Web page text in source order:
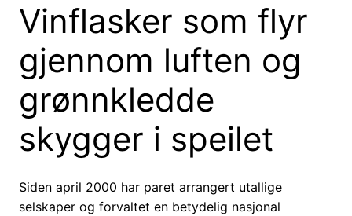
Vinflasker som flyr
gjennom luften og
grønnkledde
skygger i speilet
Siden april 2000 har paret arrangert utallige
selskaper og forvaltet en betydelig nasjonal